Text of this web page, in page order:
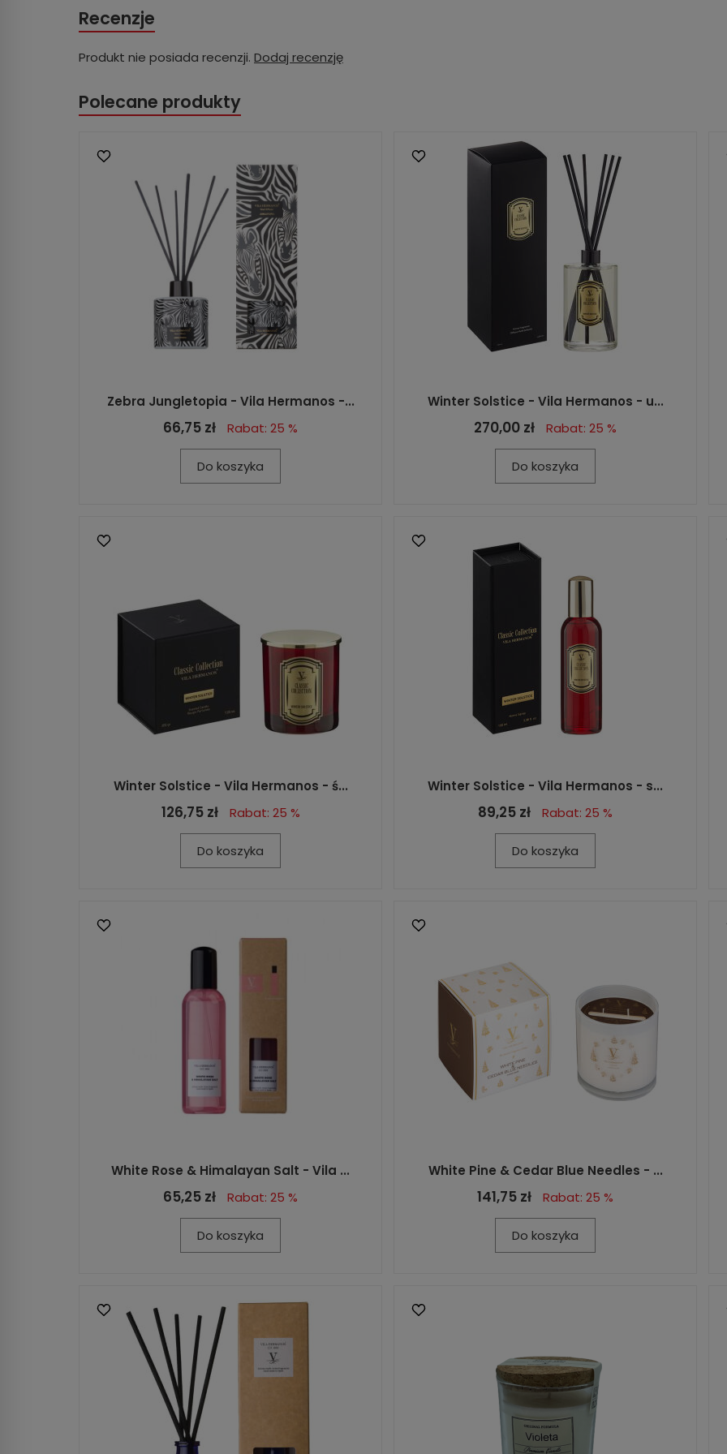
Recenzje
Produkt nie posiada recenzji. Dodaj recenzję
Polecane produkty
Zebra Jungletopia - Vila Hermanos -...
66,75 zł Rabat: 25 %
Do koszyka
Winter Solstice - Vila Hermanos - u...
270,00 zł Rabat: 25 %
Do koszyka
Winter Solstice - Vila Hermanos - ś...
126,75 zł Rabat: 25 %
Do koszyka
Winter Solstice - Vila Hermanos - s...
89,25 zł Rabat: 25 %
Do koszyka
White Rose & Himalayan Salt - Vila ...
65,25 zł Rabat: 25 %
Do koszyka
White Pine & Cedar Blue Needles - ...
141,75 zł Rabat: 25 %
Do koszyka